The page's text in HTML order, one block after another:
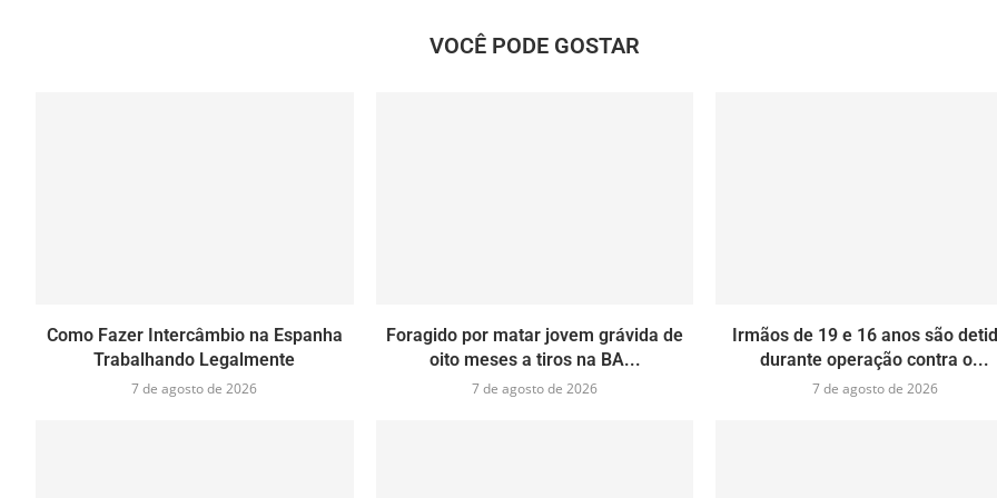
VOCÊ PODE GOSTAR
Como Fazer Intercâmbio na Espanha
Trabalhando Legalmente
7 de agosto de 2026
Foragido por matar jovem grávida de
oito meses a tiros na BA...
7 de agosto de 2026
Irmãos de 19 e 16 anos são
durante operação contra o...
7 de agosto de 2026